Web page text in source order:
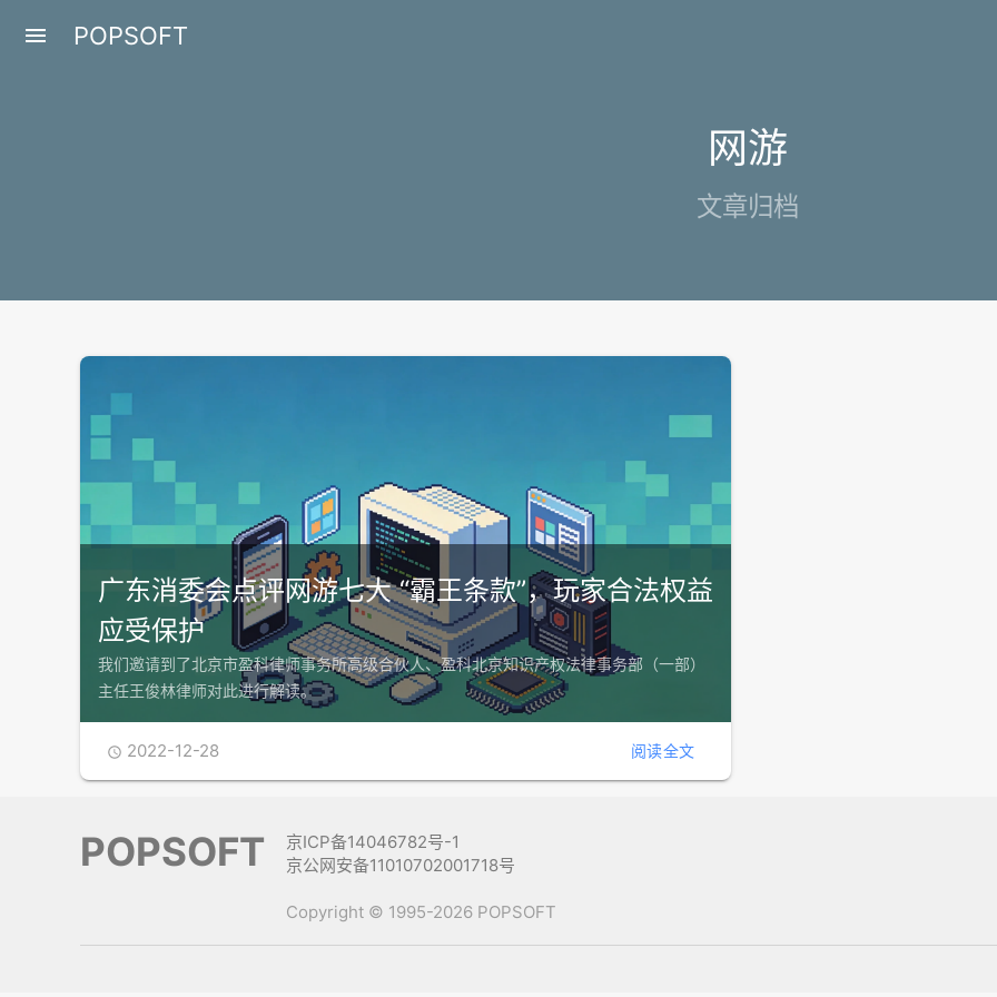
menu POPSOFT
网游
文章归档
广东消委会点评网游七大 “霸王条款”，玩家合法权益
应受保护
我们邀请到了北京市盈科律师事务所高级合伙人、盈科北京知识产权法律事务部（一部）
主任王俊林律师对此进行解读。
 2022-12-28 阅读全文
POPSOFT
京ICP备14046782号-1
京公网安备11010702001718号
Copyright © 1995-2026 POPSOFT